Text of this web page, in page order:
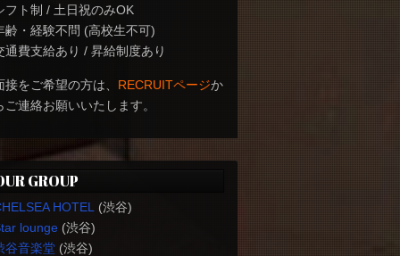
フト制 / 土日祝のみOK
齢・経験不問 (高校生不可)
通費支給あり / 昇給制度あり
接をご希望の方は、 RECRUITページか
ご連絡お願いいたします。
GROUP
HOTEL
(渋谷)
lounge(渋谷)
谷音楽堂(渋谷)